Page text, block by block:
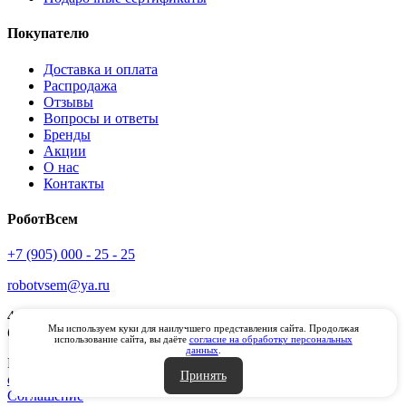
Покупателю
Доставка и оплата
Распродажа
Отзывы
Вопросы и ответы
Бренды
Акции
О нас
Контакты
РоботВсем
+7 (905) 000 - 25 - 25
robotvsem@ya.ru
450098
блок Б, первый этаж
РоботВсем, 2014-2026 |
Политика конфиденциальности и
обработки персональных данных|Пользовательское
Соглашение
Мы используем куки для наилучшего представления сайта. Продолжая
использование сайта, вы даёте согласие на обработку персональных
данных
Принять